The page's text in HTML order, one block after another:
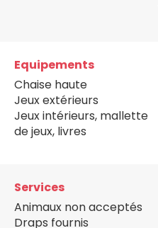
Equipements
Chaise haute
Jeux extérieurs
Jeux intérieurs, mallette
de jeux, livres
Services
Animaux non acceptés
Draps fournis